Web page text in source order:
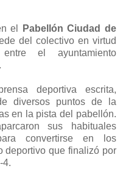
el
Pabellón Ciudad de
del colectivo en virtud
el ayuntamiento
deportiva escrita,
diversos puntos de la
en la pista del pabellón.
sus habituales
convertirse en los
deportivo que finalizó por
4.